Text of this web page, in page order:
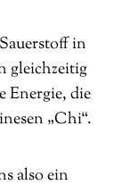
in
gleichzeitig
Energie, die
„Chi“.
also ein